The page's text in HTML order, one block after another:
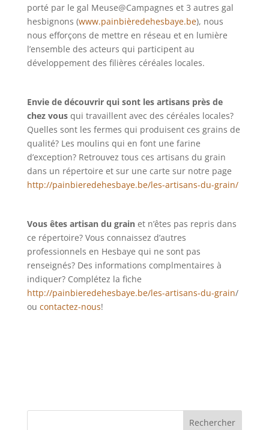
porté par le gal Meuse@Campagnes et 3 autres gal
hesbignons (www.painbièredehesbaye.be), nous
nous efforçons de mettre en réseau et en lumière
l’ensemble des acteurs qui participent au
développement des filières céréales locales.
Envie de découvrir qui sont les artisans près de
chez vousqui travaillent avec des céréales locales?
Quelles sont les fermes qui produisent ces grains de
qualité? Les moulins qui en font une farine
d’exception? Retrouvez tous ces artisans du grain
dans un répertoire et sur une carte sur notre page
http://painbieredehesbaye.be/les-artisans-du-grain/
Vous êtes artisan du grainet n’êtes pas repris dans
ce répertoire? Vous connaissez d’autres
professionnels en Hesbaye qui ne sont pas
renseignés? Des informations complmentaires à
indiquer? Complétez la fiche
http://painbieredehesbaye.be/les-artisans-du-grain/
ou contactez-nous!